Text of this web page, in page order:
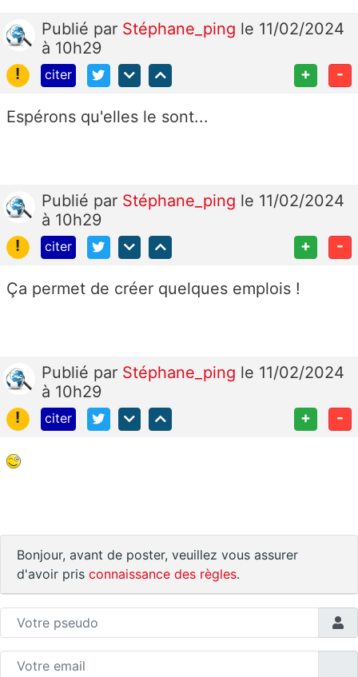
Publié par Stéphane_ping le 11/02/2024
à 10h29
!
citer + -
Espérons qu'elles le sont...
Publié par Stéphane_ping le 11/02/2024
à 10h29
!
citer + -
Ça permet de créer quelques emplois !
Publié par Stéphane_ping le 11/02/2024
à 10h29
!
citer + -
Bonjour, avant de poster, veuillez vous assurer
d'avoir pris connaissance des règles.